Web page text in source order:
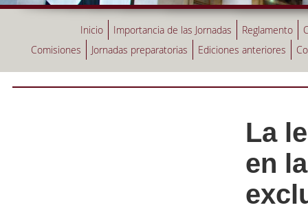
Inicio Importancia de las Jornadas Reglamento
Comisiones
Jornadas preparatorias Ediciones anteriores
La
en